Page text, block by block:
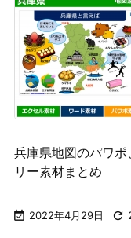
兵庫県地図のパワ
リー素材まとめ
 2022年4月29日 